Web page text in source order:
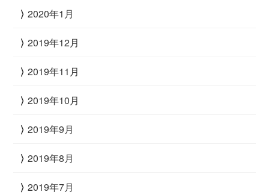
2020年1月
2019年12月
2019年11月
2019年10月
2019年9月
2019年8月
2019年7月